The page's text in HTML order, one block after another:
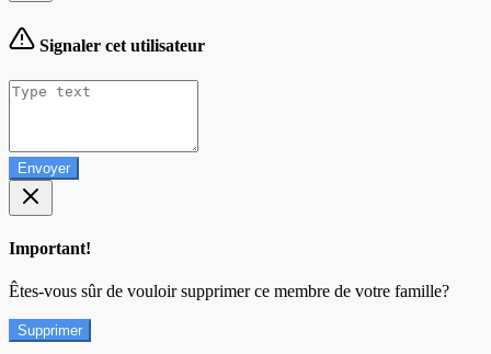
Signaler cet utilisateur
Envoyer
Important!
Êtes-vous sûr de vouloir supprimer ce membre de votre famille?
Supprimer